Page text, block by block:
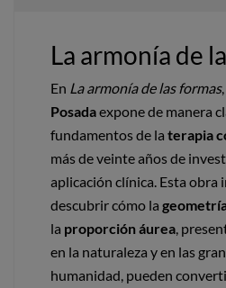
La armonía de
En La armonía de las formas,
Posadaexpone de manera
fundamentos de la terapia
más de veinte años de
aplicación clínica. Esta obra
descubrir cómo la
la proporción áurea,
en la naturaleza y en las
humanidad, pueden